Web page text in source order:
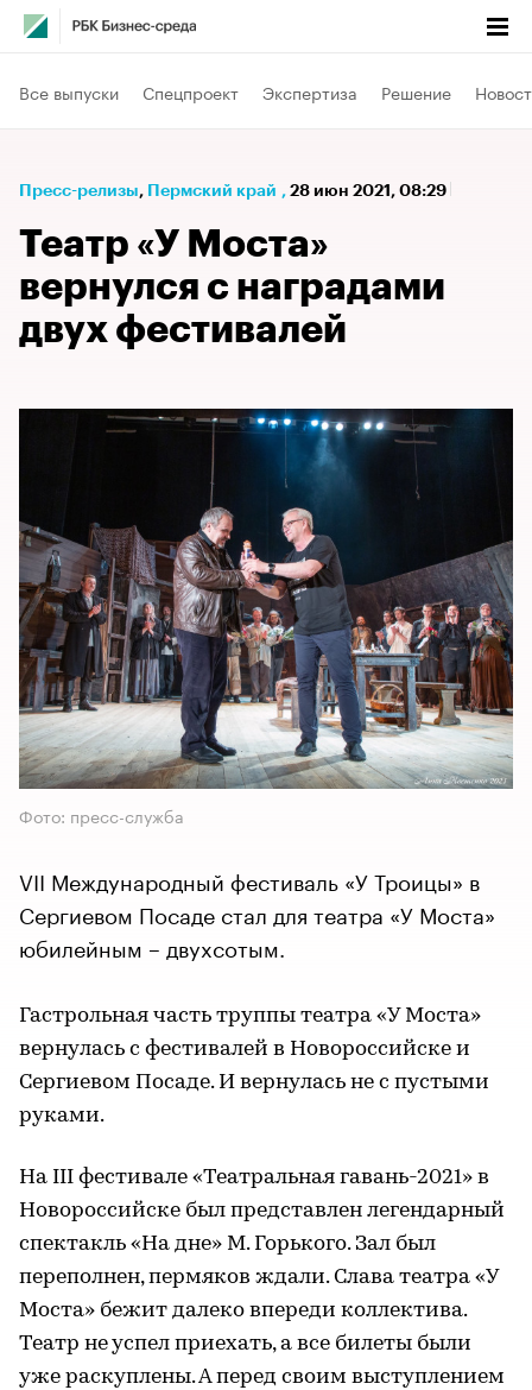
Все выпуски Спецпроект Экспертиза Решение
Пресс-релизы⁠, Пермский край , 28 июн 2021, 08:29
Театр «У Моста»
вернулся с наградами
двух фестивалей
Фото: пресс-служба
VII Международный фестиваль «У Троицы» в
Сергиевом Посаде стал для театра «У Моста»
юбилейным – двухсотым.
Гастрольная часть труппы театра «У Моста»
вернулась с фестивалей в Новороссийске и
Сергиевом Посаде. И вернулась не с пустыми
руками.
На III фестивале «Театральная гавань-2021» в
Новороссийске был представлен легендарный
спектакль «На дне» М. Горького. Зал был
переполнен, пермяков ждали. Слава театра «У
Моста» бежит далеко впереди коллектива.
Театр не успел приехать, а все билеты были
уже раскуплены. А перед своим выступлением